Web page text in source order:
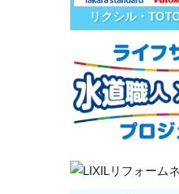
リクシル・